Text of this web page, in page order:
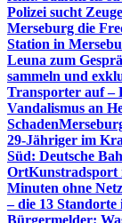
Polizei sucht
Merseburg die
Station in
Leuna zum
sammeln und
Transporter auf –
Vandalismus an
Schaden
29-Jähriger im
Süd: Deutsche
OrtKunstradsport
Minuten ohne Netz
– die 13